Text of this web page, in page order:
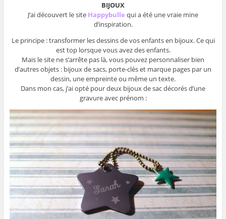
BIJOUX
J’ai découvert le site Happybulle qui a été une vraie mine
d’inspiration.
Le principe : transformer les dessins de vos enfants en bijoux. Ce qui
est top lorsque vous avez des enfants.
Mais le site ne s’arrête pas là, vous pouvez personnaliser bien
d’autres objets : bijoux de sacs, porte-clés et marque pages par un
dessin, une empreinte ou même un texte.
Dans mon cas, j’ai opté pour deux bijoux de sac décorés d’une
gravure avec prénom :